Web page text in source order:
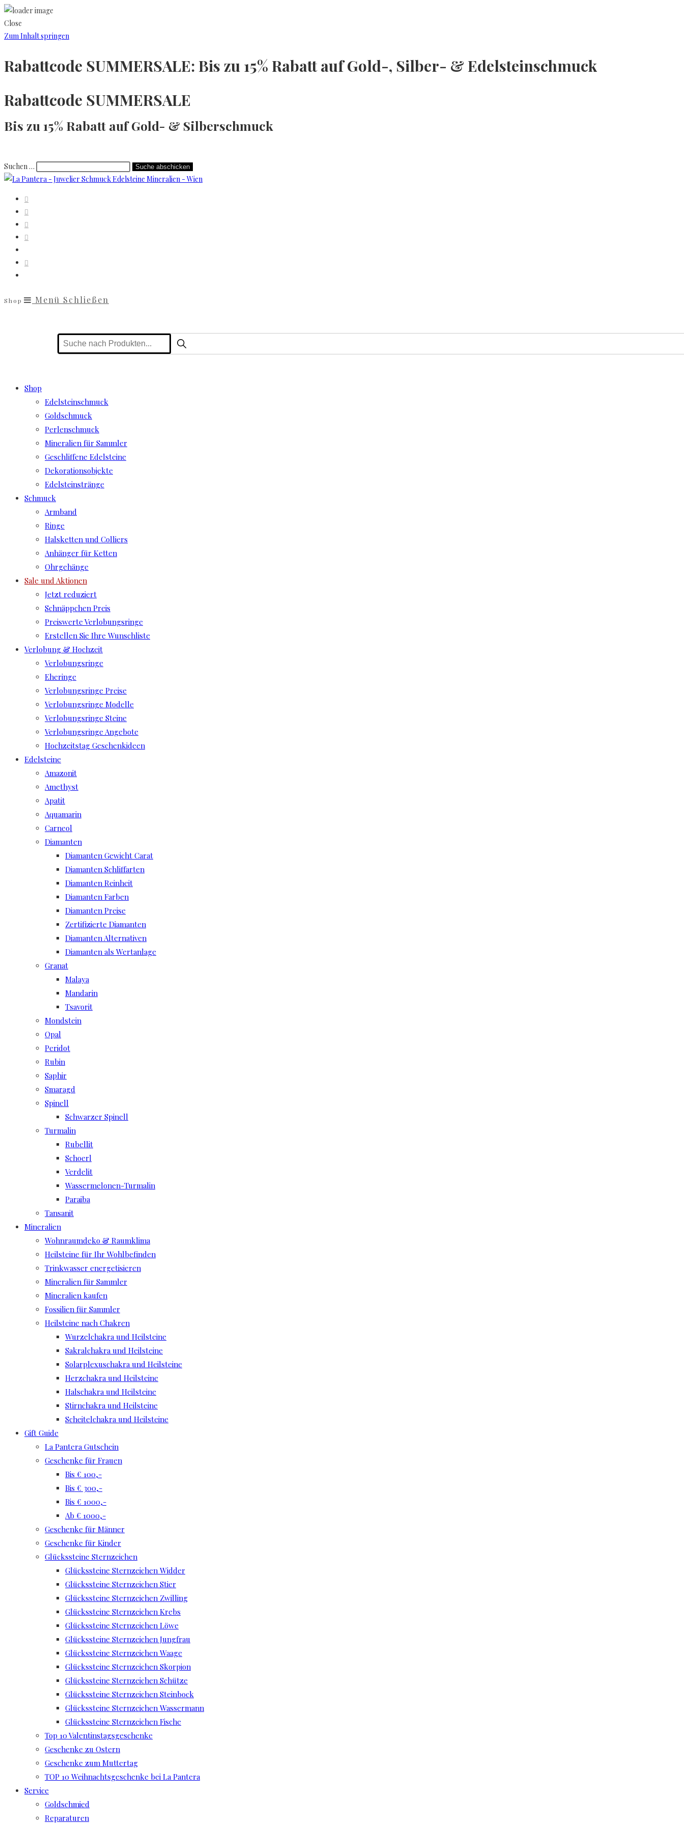
Close
Zum Inhalt springen
Rabattcode SUMMERSALE: Bis zu 15% Rabatt auf Gold-, Silber- & Edelsteinschmuck
Rabattcode SUMMERSALE
Bis zu 15% Rabatt auf Gold- & Silberschmuck
Suchen … Suche abschicken
Shop Menü Schließen
Shop
Edelsteinschmuck
Goldschmuck
Perlenschmuck
Mineralien für Sammler
Geschliffene Edelsteine
Dekorationsobjekte
Edelsteinstränge
Schmuck
Armband
Ringe
Halsketten und Colliers
Anhänger für Ketten
Ohrgehänge
Sale und Aktionen
Jetzt reduziert
Schnäppchen Preis
Preiswerte Verlobungsringe
Erstellen Sie Ihre Wunschliste
Verlobung & Hochzeit
Verlobungsringe
Eheringe
Verlobungsringe Preise
Verlobungsringe Modelle
Verlobungsringe Steine
Verlobungsringe Angebote
Hochzeitstag Geschenkideen
Edelsteine
Amazonit
Amethyst
Apatit
Aquamarin
Carneol
Diamanten
Diamanten Gewicht Carat
Diamanten Schliffarten
Diamanten Reinheit
Diamanten Farben
Diamanten Preise
Zertifizierte Diamanten
Diamanten Alternativen
Diamanten als Wertanlage
Granat
Malaya
Mandarin
Tsavorit
Mondstein
Opal
Peridot
Rubin
Saphir
Smaragd
Spinell
Schwarzer Spinell
Turmalin
Rubellit
Schoerl
Verdelit
Wassermelonen-Turmalin
Paraiba
Tansanit
Mineralien
Wohnraumdeko & Raumklima
Heilsteine für Ihr Wohlbefinden
Trinkwasser energetisieren
Mineralien für Sammler
Mineralien kaufen
Fossilien für Sammler
Heilsteine nach Chakren
Wurzelchakra und Heilsteine
Sakralchakra und Heilsteine
Solarplexuschakra und Heilsteine
Herzchakra und Heilsteine
Halschakra und Heilsteine
Stirnchakra und Heilsteine
Scheitelchakra und Heilsteine
Gift Guide
La Pantera Gutschein
Geschenke für Frauen
Bis € 100,-
Bis € 300,-
Bis € 1000,-
Ab € 1000,-
Geschenke für Männer
Geschenke für Kinder
Glückssteine Sternzeichen
Glückssteine Sternzeichen Widder
Glückssteine Sternzeichen Stier
Glückssteine Sternzeichen Zwilling
Glückssteine Sternzeichen Krebs
Glückssteine Sternzeichen Löwe
Glückssteine Sternzeichen Jungfrau
Glückssteine Sternzeichen Waage
Glückssteine Sternzeichen Skorpion
Glückssteine Sternzeichen Schütze
Glückssteine Sternzeichen Steinbock
Glückssteine Sternzeichen Wassermann
Glückssteine Sternzeichen Fische
Top 10 Valentinstagsgeschenke
Geschenke zu Ostern
Geschenke zum Muttertag
TOP 10 Weihnachtsgeschenke bei La Pantera
Service
Goldschmied
Reparaturen